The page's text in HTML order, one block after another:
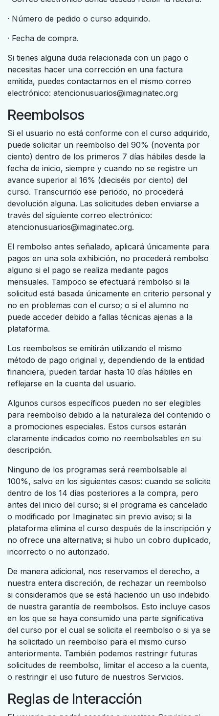
· Número de pedido o curso adquirido.
· Fecha de compra.
Si tienes alguna duda relacionada con un pago o
necesitas hacer una corrección en una factura
emitida, puedes contactarnos en el mismo correo
electrónico: atencionusuarios@imaginatec.org
Reembolsos
Si el usuario no está conforme con el curso adquirido,
puede solicitar un reembolso del 90% (noventa por
ciento) dentro de los primeros 7 días hábiles desde la
fecha de inicio, siempre y cuando no se registre un
avance superior al 16% (dieciséis por ciento) del
curso. Transcurrido ese periodo, no procederá
devolución alguna. Las solicitudes deben enviarse a
través del siguiente correo electrónico:
atencionusuarios@imaginatec.org.
El rembolso antes señalado, aplicará únicamente para
pagos en una sola exhibición, no procederá rembolso
alguno si el pago se realiza mediante pagos
mensuales. Tampoco se efectuará rembolso si la
solicitud está basada únicamente en criterio personal y
no en problemas con el curso; o si el alumno no
puede acceder debido a fallas técnicas ajenas a la
plataforma.
Los reembolsos se emitirán utilizando el mismo
método de pago original y, dependiendo de la entidad
financiera, pueden tardar hasta 10 días hábiles en
reflejarse en la cuenta del usuario.
Algunos cursos específicos pueden no ser elegibles
para reembolso debido a la naturaleza del contenido o
a promociones especiales. Estos cursos estarán
claramente indicados como no reembolsables en su
descripción.
Ninguno de los programas será reembolsable al
100%, salvo en los siguientes casos: cuando se solicite
dentro de los 14 días posteriores a la compra, pero
antes del inicio del curso; si el programa es cancelado
o modificado por Imaginatec sin previo aviso; si la
plataforma elimina el curso después de la inscripción y
no ofrece una alternativa; si hubo un cobro duplicado,
incorrecto o no autorizado.
De manera adicional, nos reservamos el derecho, a
nuestra entera discreción, de rechazar un reembolso
si consideramos que se está haciendo un uso indebido
de nuestra garantía de reembolsos. Esto incluye casos
en los que se haya consumido una parte significativa
del curso por el cual se solicita el reembolso o si ya se
ha solicitado un reembolso para el mismo curso
anteriormente. También podemos restringir futuras
solicitudes de reembolso, limitar el acceso a la cuenta,
o restringir el uso futuro de nuestros Servicios.
Reglas de Interacción